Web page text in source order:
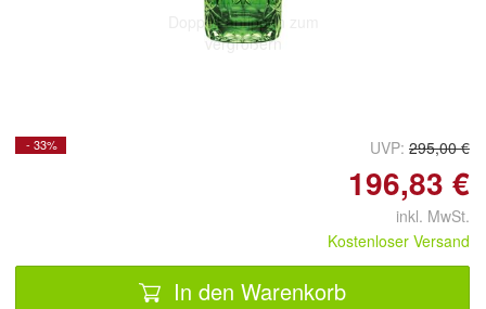
Doppelt antippen zum
vergrößern
- 33% UVP: 295,00 €
196,83 €
inkl. MwSt.
Kostenloser Versand
In den Warenkorb